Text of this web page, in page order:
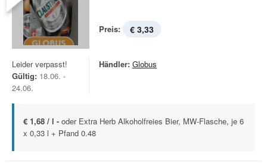
Preis: € 3,33
Leider verpasst!
Gültig: 18.06. -
24.06.
Händler: Globus
€ 1,68 / l - oder Extra Herb Alkoholfreies Bier, MW-Flasche, je 6
x 0,33 l + Pfand 0.48